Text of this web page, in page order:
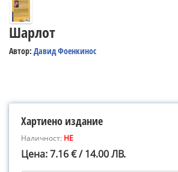
Шарлот
Автор: Давид Фоенкинос
Хартиено издание
Наличност: НЕ
Цена: 7.16 € / 14.00 ЛВ.